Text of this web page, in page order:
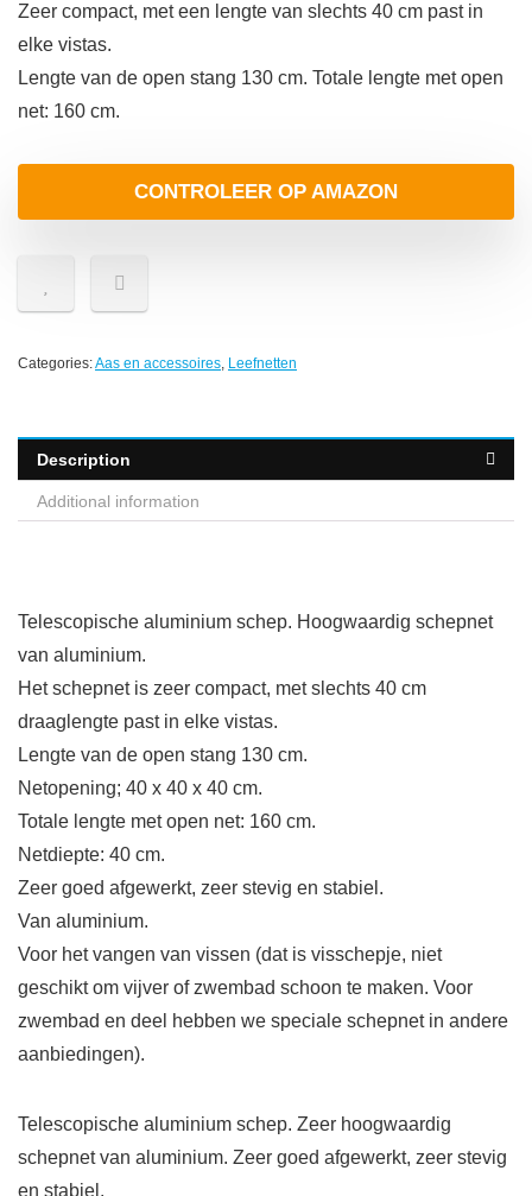
Zeer compact, met een lengte van slechts 40 cm past in
elke vistas.
Lengte van de open stang 130 cm. Totale lengte met open
net: 160 cm.
CONTROLEER OP AMAZON
Categories:Aas en accessoires, Leefnetten
Description
Additional information
Telescopische aluminium schep. Hoogwaardig schepnet
van aluminium.
Het schepnet is zeer compact, met slechts 40 cm
draaglengte past in elke vistas.
Lengte van de open stang 130 cm.
Netopening; 40 x 40 x 40 cm.
Totale lengte met open net: 160 cm.
Netdiepte: 40 cm.
Zeer goed afgewerkt, zeer stevig en stabiel.
Van aluminium.
Voor het vangen van vissen (dat is visschepje, niet
geschikt om vijver of zwembad schoon te maken. Voor
zwembad en deel hebben we speciale schepnet in andere
aanbiedingen).
Telescopische aluminium schep. Zeer hoogwaardig
schepnet van aluminium. Zeer goed afgewerkt, zeer stevig
en stabiel.